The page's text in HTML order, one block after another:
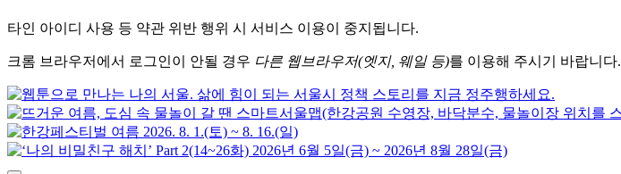
타인 아이디 사용 등 약관 위반 행위 시 서비스 이용이 중지됩니다.
크롬 브라우저에서 로그인이 안될 경우 다른 웹브라우저(엣지, 웨일 등)를 이용해 주시기 바랍니다.